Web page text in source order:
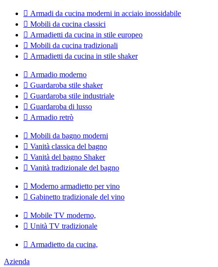
 Armadi da cucina moderni in acciaio inossidabile
 Mobili da cucina classici
 Armadietti da cucina in stile europeo
 Mobili da cucina tradizionali
 Armadietti da cucina in stile shaker
 Armadio moderno
 Guardaroba stile shaker
 Guardaroba stile industriale
 Guardaroba di lusso
 Armadio retrò
 Mobili da bagno moderni
 Vanità classica del bagno
 Vanità del bagno Shaker
 Vanità tradizionale del bagno
 Moderno armadietto per vino
 Gabinetto tradizionale del vino
 Mobile TV moderno,
 Unità TV tradizionale
 Armadietto da cucina,
Azienda